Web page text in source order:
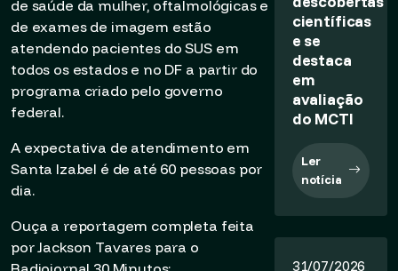
de saúde da mulher, oftalmológicas e
de exames de imagem estão
atendendo pacientes do SUS em
todos os estados e no DF a partir do
programa criado pelo governo
federal.
A expectativa de atendimento em
Santa Izabel é de até 60 pessoas por
dia.
Ouça a reportagem completa feita
por Jackson Tavares para o
científicas
e se
destaca
em
avaliação
do MCTI
Ler
notícia
31/07/2026